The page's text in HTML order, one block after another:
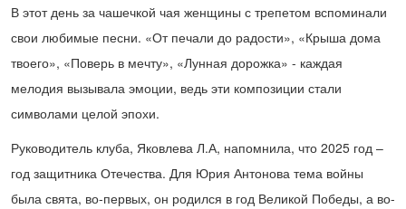
В этот день за чашечкой чая женщины с трепетом вспоминали
свои любимые песни. «От печали до радости», «Крыша дома
твоего», «Поверь в мечту», «Лунная дорожка» - каждая
мелодия вызывала эмоции, ведь эти композиции стали
символами целой эпохи.
Руководитель клуба, Яковлева Л.А, напомнила, что 2025 год –
год защитника Отечества. Для Юрия Антонова тема войны
была свята, во-первых, он родился в год Великой Победы, а во-